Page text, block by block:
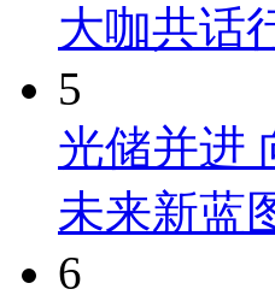
大咖共话
5
光储并进
未来新蓝
6